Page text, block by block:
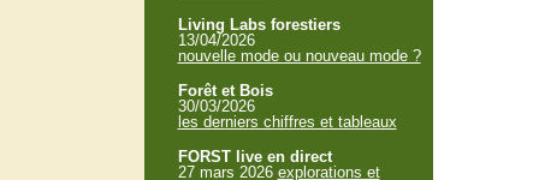
Living Labs forestiers
13/04/2026
nouvelle mode ou nouveau mode ?
Forêt et Bois
30/03/2026
les derniers chiffres et tableaux
FORST live en direct
27 mars 2026 explorations et